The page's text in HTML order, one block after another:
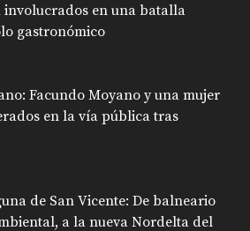
en una batalla
gastronómico
Facundo Moyano y una mujer
en la vía pública tras
de San Vicente: De balneario
a la nueva Nordelta del